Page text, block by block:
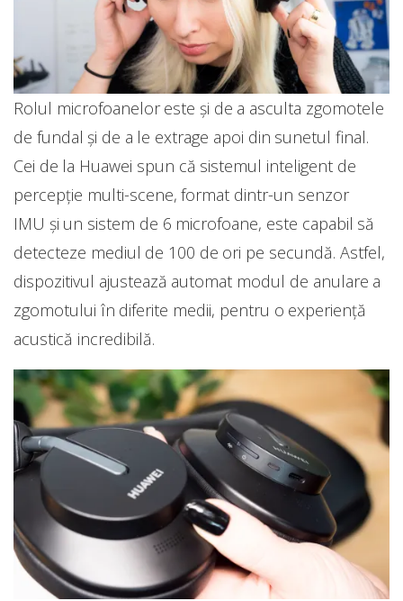
Rolul microfoanelor este și de a asculta zgomotele
de fundal și de a le extrage apoi din sunetul final.
Cei de la Huawei spun că sistemul inteligent de
percepție multi-scene, format dintr-un senzor
IMU și un sistem de 6 microfoane, este capabil să
detecteze mediul de 100 de ori pe secundă. Astfel,
dispozitivul ajustează automat modul de anulare a
zgomotului în diferite medii, pentru o experiență
acustică incredibilă.